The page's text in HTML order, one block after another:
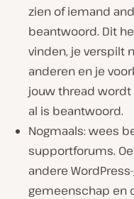
zien of iemand
beantwoord. Dit
vinden, je verspilt
anderen en je
jouw thread wordt
al is beantwoord.
Nogmaals: wees
supportforums.
andere
gemeenschap en